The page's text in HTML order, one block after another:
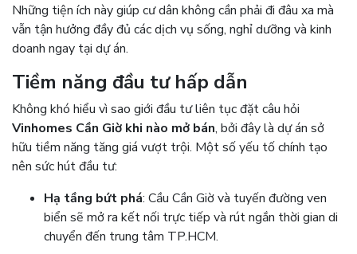
Những tiện ích này giúp cư dân không cần phải đi đâu xa mà
vẫn tận hưởng đầy đủ các dịch vụ sống, nghỉ dưỡng và kinh
doanh ngay tại dự án.
Tiềm năng đầu tư hấp dẫn
Không khó hiểu vì sao giới đầu tư liên tục đặt câu hỏi
Vinhomes Cần Giờ khi nào mở bán, bởi đây là dự án sở
hữu tiềm năng tăng giá vượt trội. Một số yếu tố chính tạo
nên sức hút đầu tư:
Hạ tầng bứt phá: Cầu Cần Giờ và tuyến đường ven
biển sẽ mở ra kết nối trực tiếp và rút ngắn thời gian di
chuyển đến trung tâm TP.HCM.